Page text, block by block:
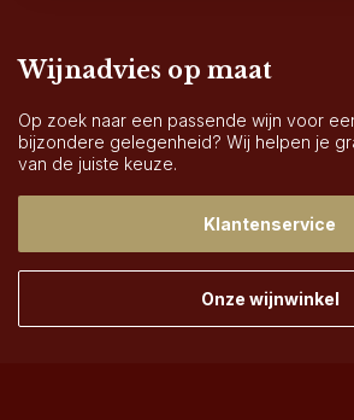
Wijnadvies op maat
Op zoek naar een passende wijn voor
bijzondere gelegenheid? Wij helpen je
van de juiste keuze.
Klantenservice
Onze wijnwinkel